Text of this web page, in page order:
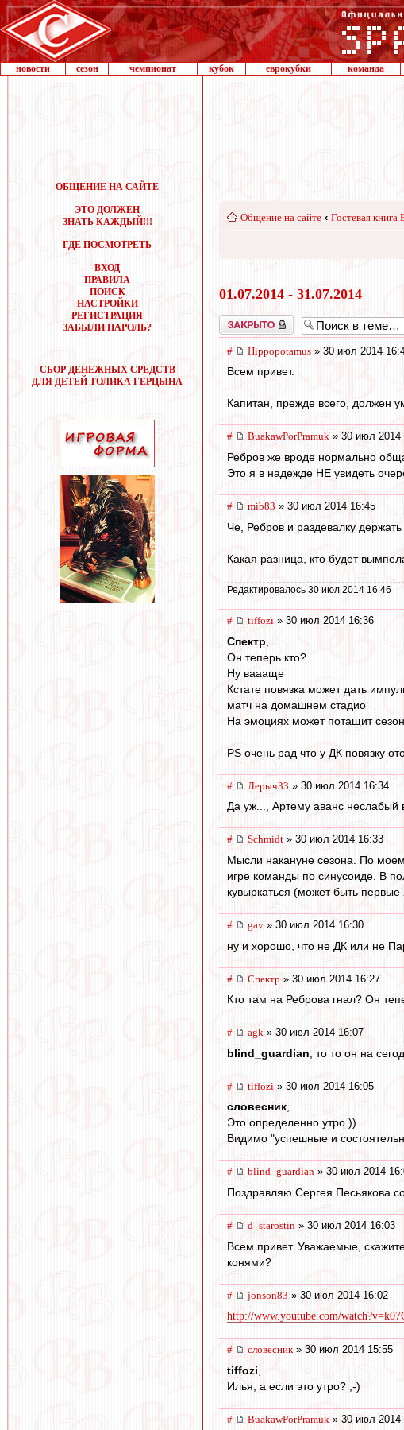
новости сезон чемпионат кубок еврокубки команда
ОБЩЕНИЕ НА САЙТЕ
ЭТО ДОЛЖЕН
ЗНАТЬ КАЖДЫЙ!!!
ГДЕ ПОСМОТРЕТЬ
ВХОД
ПРАВИЛА
ПОИСК
НАСТРОЙКИ
РЕГИСТРАЦИЯ
ЗАБЫЛИ ПАРОЛЬ?
СБОР ДЕНЕЖНЫХ СРЕДСТВ
ДЛЯ ДЕТЕЙ ТОЛИКА ГЕРЦЫНА
Общение на сайте ‹ Гостевая книга
01.07.2014 - 31.07.2014
Закрыто
# Hippopotamus » 30 июл 2014
Всем привет.
Капитан, прежде всего, должен
# BuakawPorPramuk » 30 июл 2014
Ребров же вроде нормально
Это я в надежде НЕ увидеть
# mib83 » 30 июл 2014 16:45
Че, Ребров и раздевалку
Какая разница, кто будет
Редактировалось 30 июл 2014 16:46
# tiffozi » 30 июл 2014 16:36
Спектр
Он теперь кто?
Ну ваааще
Кстате повязка может дать
матч на домашнем стадио
На эмоциях может потащит
PS очень рад что у ДК повязку
# Лерыч33 » 30 июл 2014 16:34
Да уж..., Артему аванс неслабый
# Schmidt » 30 июл 2014 16:33
Мысли накануне сезона. По
игре команды по синусоиде. В
кувыркаться (может быть
# gav » 30 июл 2014 16:30
ну и хорошо, что не ДК или не
# Спектр » 30 июл 2014 16:27
Кто там на Реброва гнал? Он
# agk » 30 июл 2014 16:07
blind_guardian , то то он на
# tiffozi » 30 июл 2014 16:05
словесник,
Это определенно утро ))
Видимо "успешные и
# blind_guardian » 30 июл 2014
Поздравляю Сергея Песьякова
# d_starostin » 30 июл 2014 16:03
Всем привет. Уважаемые,
конями?
# jonson83 » 30 июл 2014 16:02
http://www.youtube.com/
# словесник» 30 июл 2014 15:55
tiffozi
Илья, а если это утро? ;-)
# BuakawPorPramuk » 30 июл 2014